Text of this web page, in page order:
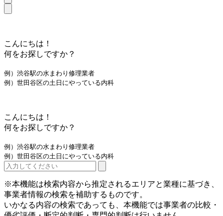
こんにちは！
何をお探しですか？
例）渋谷駅の水まわり修理業者
例）世田谷区の土日にやっている内科
こんにちは！
何をお探しですか？
例）渋谷駅の水まわり修理業者
例）世田谷区の土日にやっている内科
※本機能は検索内容から推定されるエリアと業種に基づき、
事業者情報の検索を補助するものです。
いかなる内容の検索であっても、本機能では事業者の比較・